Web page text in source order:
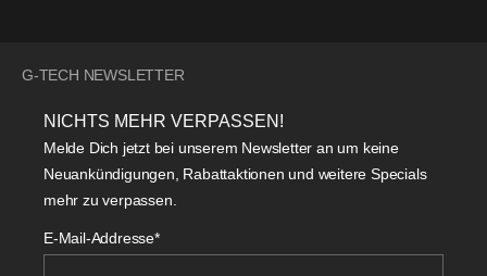
G-TECH NEWSLETTER
NICHTS MEHR VERPASSEN!
Melde Dich jetzt bei unserem Newsletter an um keine
Neuankündigungen, Rabattaktionen und weitere Specials
mehr zu verpassen.
E-Mail-Addresse*